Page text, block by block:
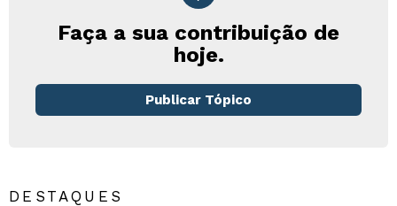
Faça a sua contribuição de
hoje.
Publicar Tópico
DESTAQUES